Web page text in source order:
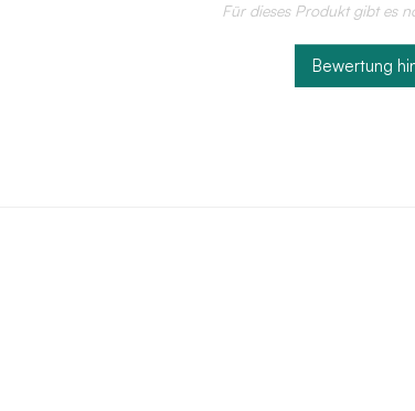
Für dieses Produkt gibt es
Bewertung